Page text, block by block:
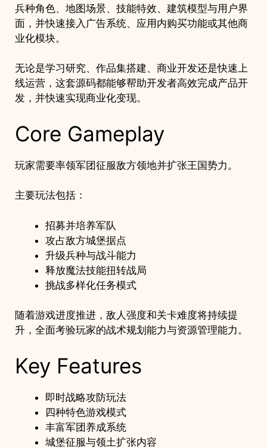
兵种角色、地图场景、技能特效、建筑模型与用户界
面，并快速接入广告系统、应用内购买功能或其他商
业化模块。
无论是学习研究、作品集搭建、商业开发还是快速上
线运营，这套源码都能够帮助开发者高效完成产品开
发，并快速实现商业化变现。
Core Gameplay
玩家需要率领军团征服敌方领地并扩张王国势力。
主要玩法包括：
招募并培养军队
攻占敌方城堡据点
升级兵种与战斗能力
释放魔法技能扭转战局
挑战多样化任务模式
随着游戏进度推进，敌人强度和关卡难度将持续提
升，全面考验玩家的战术规划能力与资源管理能力。
Key Features
即时战略攻防玩法
四种特色游戏模式
丰富军团养成系统
城堡征服与领土扩张内容